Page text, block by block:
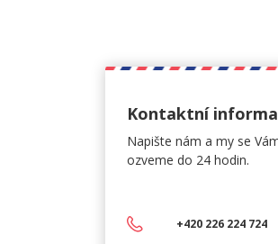
Kontaktní
Napište nám a my se
ozveme do 24 hodin.
+420 226 224 724